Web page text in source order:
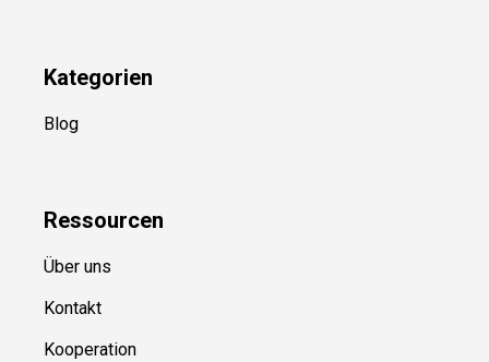
Kategorien
Blog
Ressourcen
Über uns
Kontakt
Kooperation